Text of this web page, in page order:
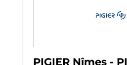
PIGIER Nîmes -